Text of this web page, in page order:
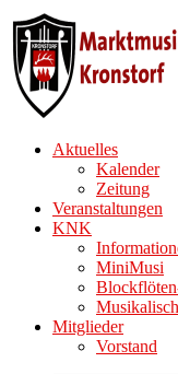
Zum
Inhalt
springen
Aktuelles
Kalender
Zeitung
Veranstaltungen
KNK
MiniMusi
Mitglieder
Vorstand